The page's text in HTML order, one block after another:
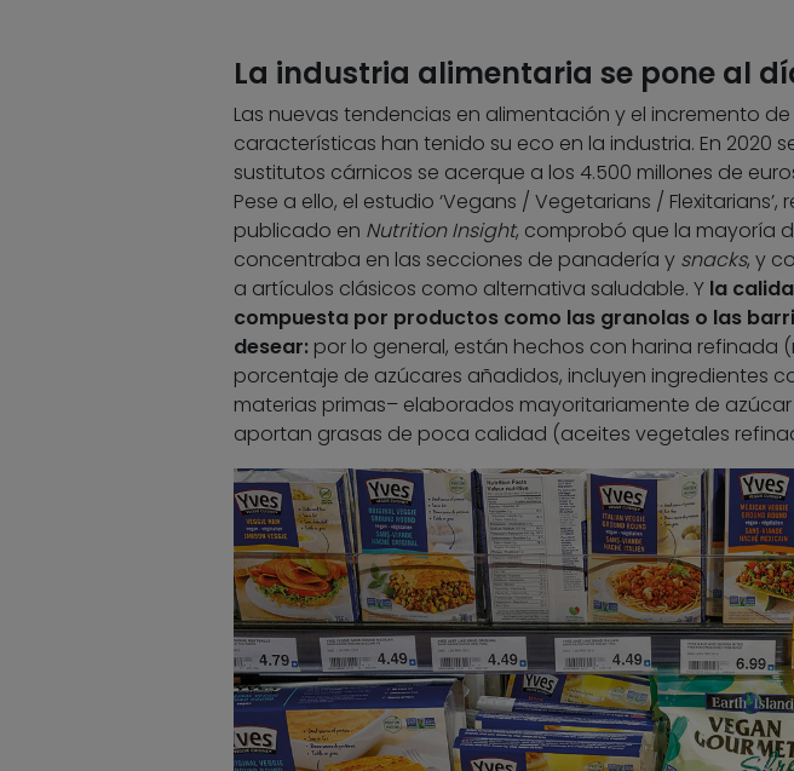
La industria alimentaria se pone al
Las nuevas tendencias en alimentación y el incremento
características han tenido su eco en la industria. En 2020
sustitutos cárnicos se acerque a los 4.500 millones de
Pese a ello, el estudio ‘Vegans / Vegetarians / Flexitarians’,
publicado en Nutrition Insight, comprobó que la mayoría
concentraba en las secciones de panadería y snacks, y
a artículos clásicos como alternativa saludable. Y la
compuesta por productos como las granolas o las
desear:por lo general, están hechos con harina refinada
porcentaje de azúcares añadidos, incluyen ingredientes
materias primas– elaborados mayoritariamente de
aportan grasas de poca calidad (aceites vegetales